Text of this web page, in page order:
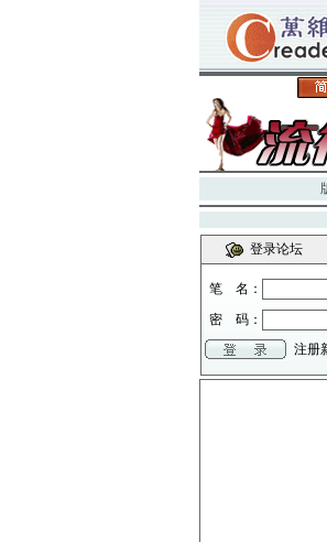
登录论坛
笔 名：
密 码：
注册